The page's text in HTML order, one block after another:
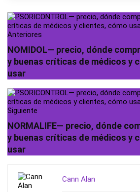
Anteriores
NOMIDOL— precio, dónde
y buenas críticas de médicos y
usar
Siguiente
NORMALIFE— precio, dónde
y buenas críticas de médicos y
usar
Cann Alan